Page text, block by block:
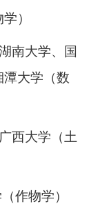
）
南大学、国
潭大学（数
西大学（土
作物学）